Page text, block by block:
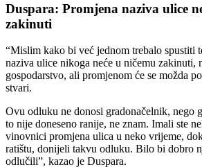
Duspara: Promjena naziva ulice
zakinuti
“Mislim kako bi već jednom trebalo spustiti
naziva ulice nikoga neće u ničemu zakinuti,
gospodarstvo, ali promjenom će se možda
stvari.
Ovu odluku ne donosi gradonačelnik, nego
to nije doneseno ranije, ne znam. Imali ste
vinovnici promjena ulica u neko vrijeme,
ratištu, donijeli takvu odluku. Bilo bi dobro
odlučili”, kazao je Duspara.